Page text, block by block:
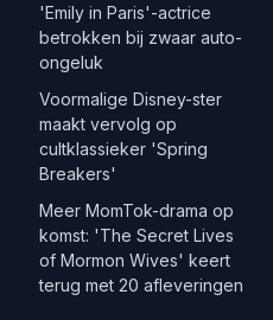
'Emily in Paris'-actrice
betrokken bij zwaar auto-
ongeluk
Voormalige Disney-ster
maakt vervolg op
cultklassieker 'Spring
Breakers'
Meer MomTok-drama op
komst: 'The Secret Lives
of Mormon Wives' keert
terug met 20 afleveringen